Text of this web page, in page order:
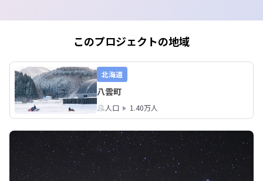
このプロジェクトの地域
北海道
八雲町
人口 1.40万人